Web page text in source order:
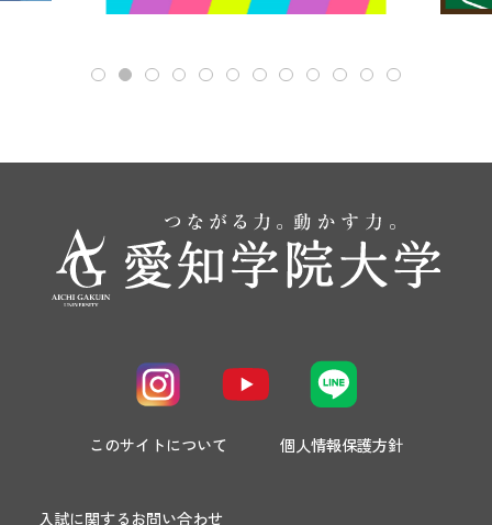
このサイトについて 個人情報保護方針
入試に関するお問い合わせ